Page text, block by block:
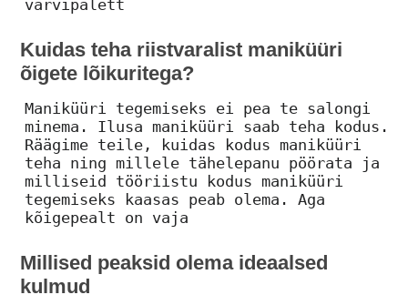
värvipalett
Kuidas teha riistvaralist maniküüri
õigete lõikuritega?
Maniküüri tegemiseks ei pea te salongi
minema. Ilusa maniküüri saab teha kodus.
Räägime teile, kuidas kodus maniküüri
teha ning millele tähelepanu pöörata ja
milliseid tööriistu kodus maniküüri
tegemiseks kaasas peab olema. Aga
kõigepealt on vaja
Millised peaksid olema ideaalsed
kulmud